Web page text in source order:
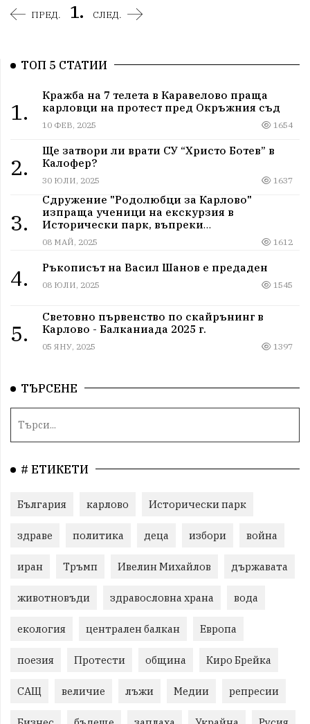
ПРЕД. 1. СЛЕД.
ТОП 5 СТАТИИ
1.
Кражба на 7 телета в Каравелово праща
карловци на протест пред Окръжния съд
10 ФЕВ, 2025 1654
2.
Ще затвори ли врати СУ “Христо Ботев” в
Калофер?
30 ЮЛИ, 2025 1637
3.
Сдружение "Родолюбци за Карлово"
изпраща ученици на екскурзия в
Исторически парк, въпреки
дискриминацията
08 МАЙ, 2025 1612
4. Ръкописът на Васил Шанов е предаден
08 ЮЛИ, 2025 1545
5.
Световно първенство по скайрънинг в
Карлово - Балканиада 2025 г.
05 ЯНУ, 2025 1397
ТЪРСЕНЕ
# ЕТИКЕТИ
България карлово Исторически парк
здраве политика деца избори война
иран Тръмп Ивелин Михайлов държавата
животновъди здравословна храна вода
екология централен балкан Европа
поезия Протести община Киро Брейка
САЩ величие лъжи Медии репресии